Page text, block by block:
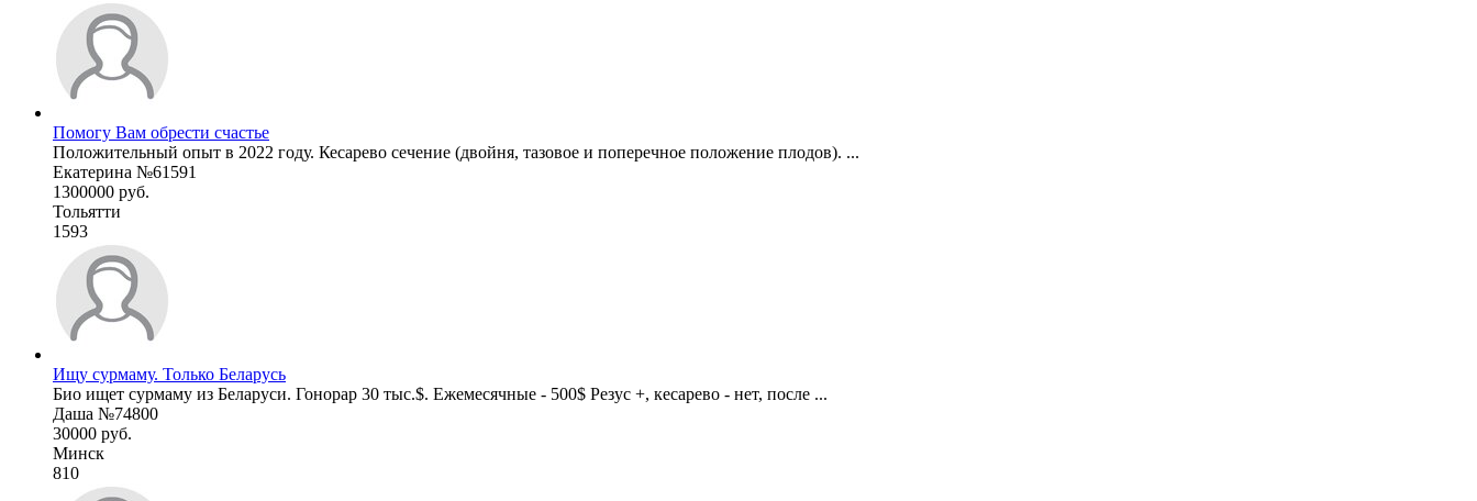
Помогу Вам обрести счастье
Положительный опыт в 2022 году. Кесарево сечение (двойня, тазовое и поперечное положение плодов). ...
Екатерина №61591
1300000 руб.
Тольятти
1593
Ищу сурмаму. Только Беларусь
Био ищет сурмаму из Беларуси. Гонорар 30 тыс.$. Ежемесячные - 500$ Резус +, кесарево - нет, после ...
Даша №74800
30000 руб.
Минск
810